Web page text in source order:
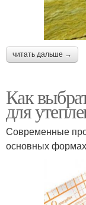
читать дальше →
Как
для
Современные
основных